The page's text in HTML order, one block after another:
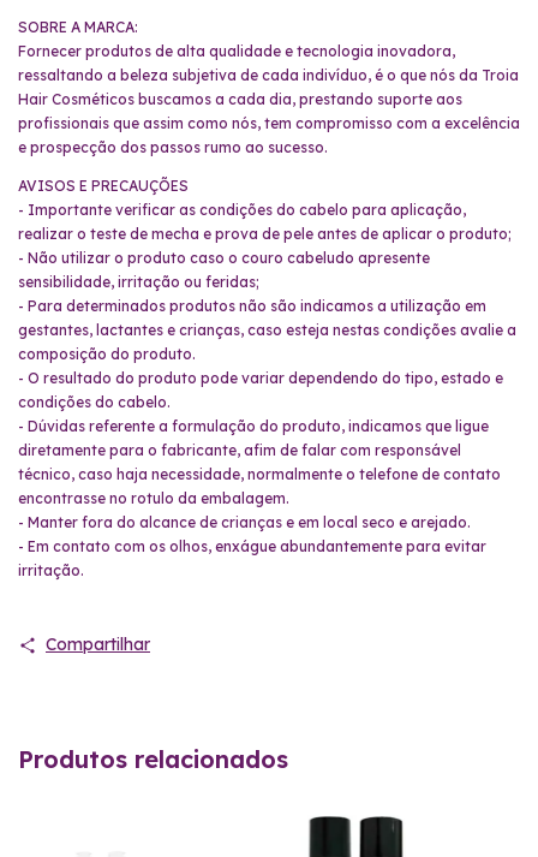
SOBRE A MARCA:
Fornecer produtos de alta qualidade e tecnologia inovadora,
ressaltando a beleza subjetiva de cada indivíduo, é o que nós da Troia
Hair Cosméticos buscamos a cada dia, prestando suporte aos
profissionais que assim como nós, tem compromisso com a excelência
e prospecção dos passos rumo ao sucesso.
AVISOS E PRECAUÇÕES
- Importante verificar as condições do cabelo para aplicação,
realizar o teste de mecha e prova de pele antes de aplicar o produto;
- Não utilizar o produto caso o couro cabeludo apresente
sensibilidade, irritação ou feridas;
- Para determinados produtos não são indicamos a utilização em
gestantes, lactantes e crianças, caso esteja nestas condições avalie a
composição do produto.
- O resultado do produto pode variar dependendo do tipo, estado e
condições do cabelo.
- Dúvidas referente a formulação do produto, indicamos que ligue
diretamente para o fabricante, afim de falar com responsável
técnico, caso haja necessidade, normalmente o telefone de contato
encontrasse no rotulo da embalagem.
- Manter fora do alcance de crianças e em local seco e arejado.
- Em contato com os olhos, enxágue abundantemente para evitar
irritação.
Compartilhar
Produtos relacionados